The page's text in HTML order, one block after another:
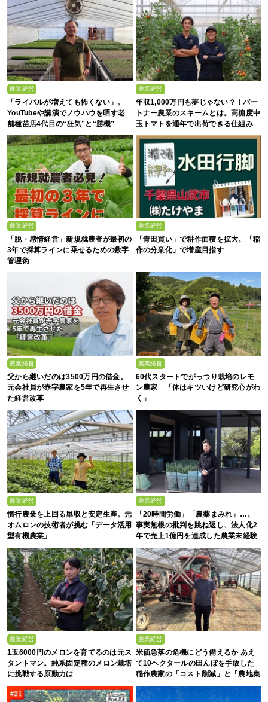
農業経営
「ライバルが増えても怖くない」。
YouTubeや講演でノウハウを晒す老
舗種苗店4代目の“狂気”と“勝機”
農業経営
年収1,000万円も夢じゃない？！パー
トナー農業のスキームとは。高糖度中
玉トマトを通年で出荷できる仕組み
農業経営
「脱・感情経営」新規就農者が最初の
3年で採算ラインに乗せるための数字
管理術
農業経営
「青田買い」で耕作面積を拡大。「稲
作の分業化」で増産目指す
農業経営
父から継いだのは3500万円の借金。
元会社員が赤字農家を5年で再生させ
た経営改革
農業経営
60代スタートでがっつり栽培のレモ
ン農家 「体はキツいけど研究心がわ
く」
農業経営
慣行農業を上回る単収と安定生産。元
オムロンの技術者が挑む「データ活用
型有機農業」
農業経営
「20時間労働」「農薬まみれ」…。
事実無根の批判を跳ね返し、法人化2
年で売上1億円を達成した農業未経験
農業経営
1玉6000円のメロンを育てるのは元ス
タントマン。純系固定種のメロン栽培
に挑戦する原動力は
農業経営
米価急落の危機にどう備えるか あえ
て10ヘクタールの田んぼを手放した
稲作農家の「コスト削減」と「農地集
約」